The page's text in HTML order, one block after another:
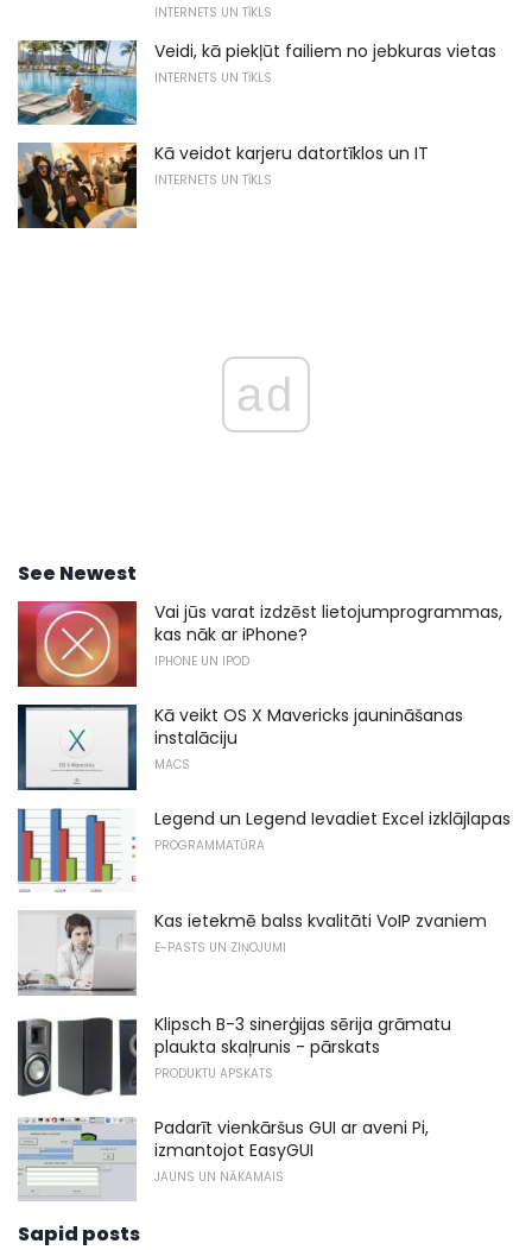
INTERNETS UN TĪKLS
Veidi, kā piekļūt failiem no jebkuras vietas
INTERNETS UN TĪKLS
Kā veidot karjeru datortīklos un IT
INTERNETS UN TĪKLS
ad
See Newest
Vai jūs varat izdzēst lietojumprogrammas,
kas nāk ar iPhone?
IPHONE UN IPOD
Kā veikt OS X Mavericks jaunināšanas
instalāciju
MACS
Legend un Legend Ievadiet Excel izklājlapas
PROGRAMMATŪRA
Kas ietekmē balss kvalitāti VoIP zvaniem
E-PASTS UN ZIŅOJUMI
Klipsch B-3 sinerģijas sērija grāmatu
plaukta skaļrunis - pārskats
PRODUKTU APSKATS
Padarīt vienkāršus GUI ar aveni Pi,
izmantojot EasyGUI
JAUNS UN NĀKAMAIS
Sapid posts